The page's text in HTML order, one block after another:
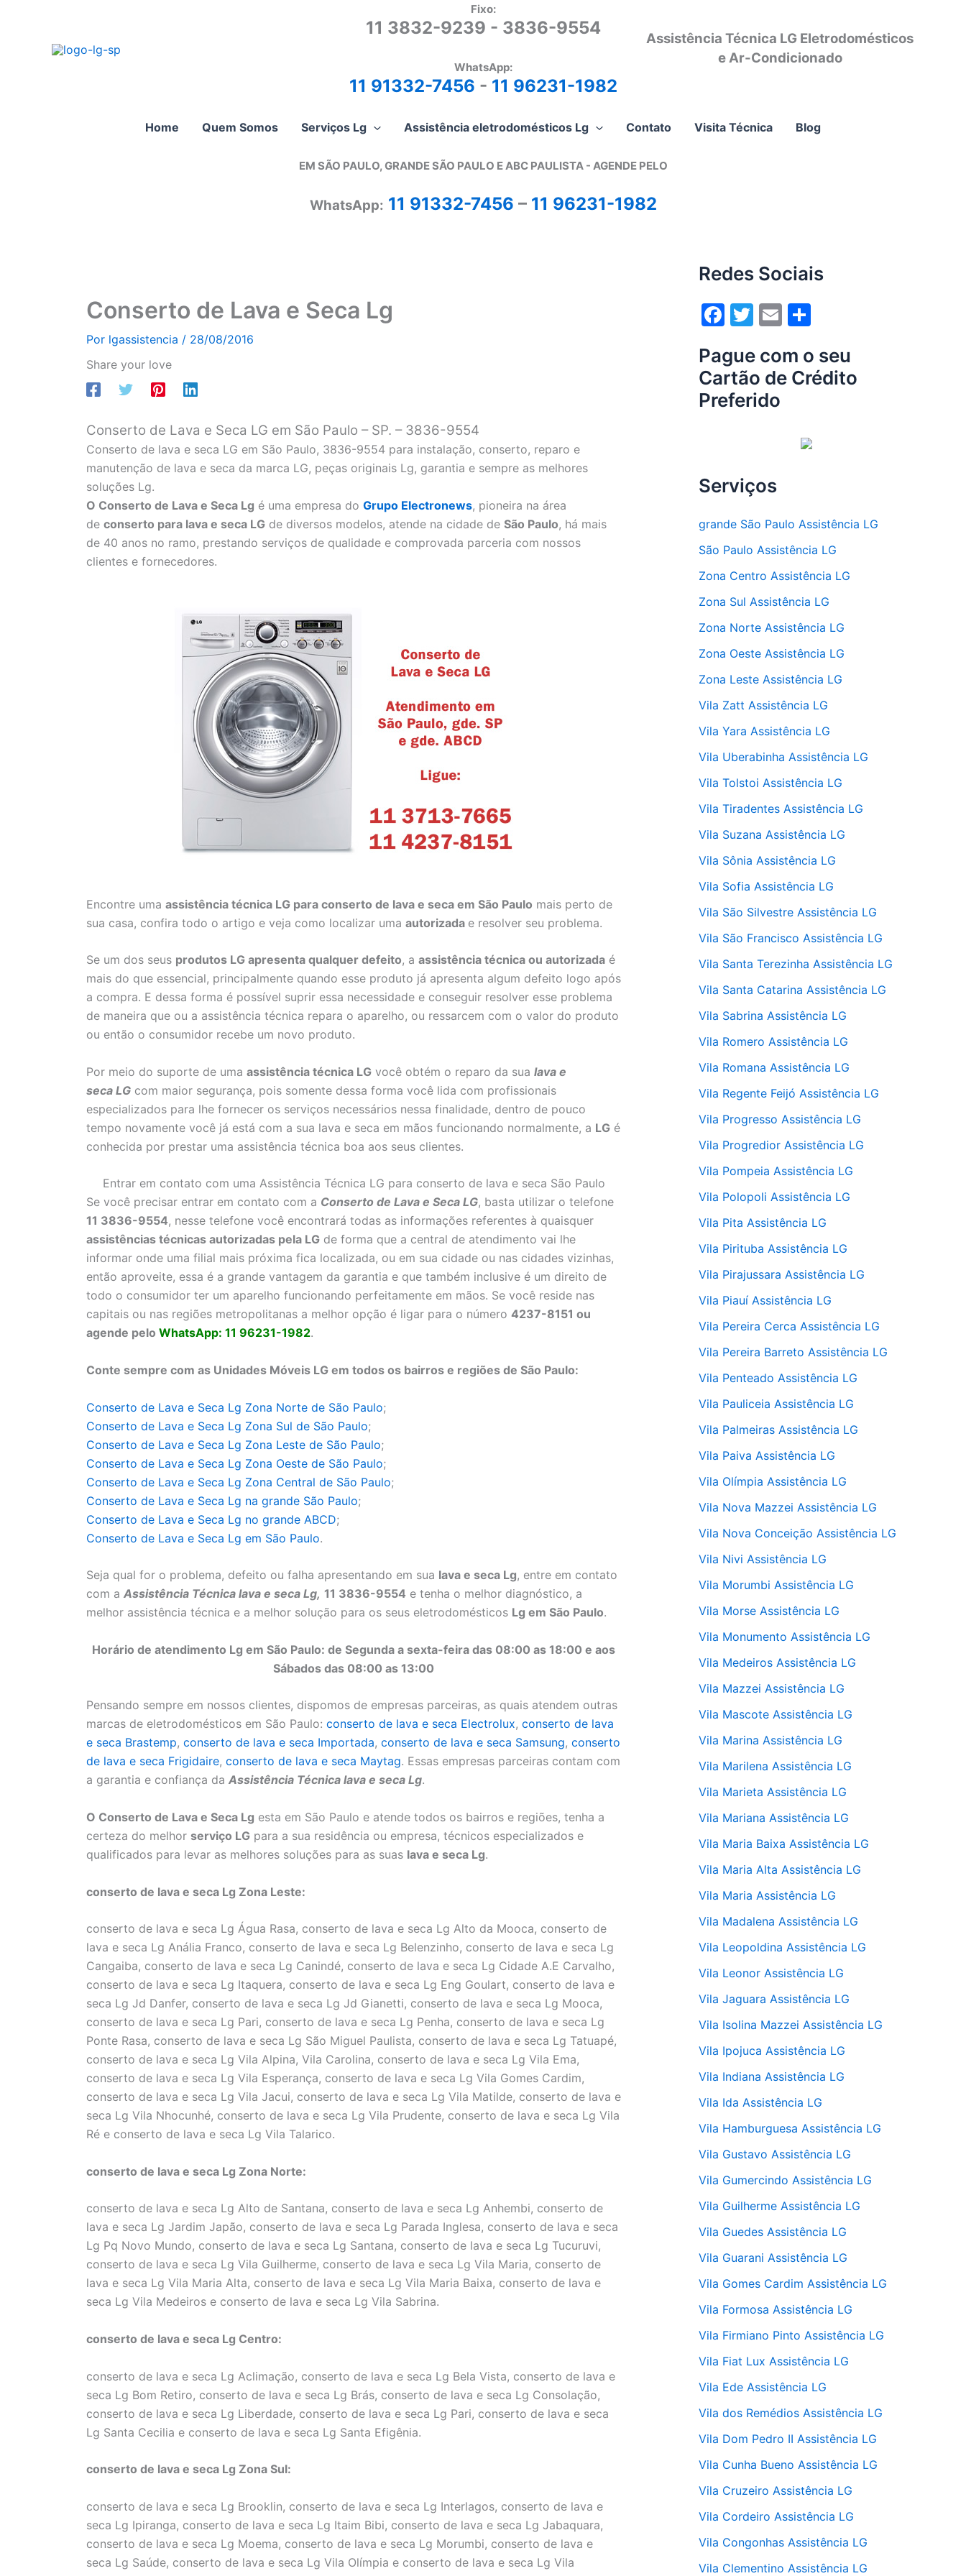
Fixo:
11 3832-9239 - 3836-9554
WhatsApp:
11 91332-7456 - 11 96231-1982
Assistência Técnica LG Eletrodomésticos
e Ar-Condicionado
Home Quem Somos Serviços Lg Assistência eletrodomésticos Lg Contato Visita Técnica Blog
EM SÃO PAULO, GRANDE SÃO PAULO E ABC PAULISTA - AGENDE PELO
WhatsApp: 11 91332-7456 – 11 96231-1982
Conserto de Lava e Seca Lg
Por lgassistencia / 28/08/2016
Share your love
Conserto de Lava e Seca LG em São Paulo – SP. – 3836-9554
Conserto de lava e seca LG em São Paulo, 3836-9554 para instalação, conserto, reparo e
manutenção de lava e seca da marca LG, peças originais Lg, garantia e sempre as melhores
soluções Lg.
O Conserto de Lava e Seca Lg é uma empresa do Grupo Electronews, pioneira na área
de conserto para lava e seca LG de diversos modelos, atende na cidade de São Paulo, há mais
de 40 anos no ramo, prestando serviços de qualidade e comprovada parceria com nossos
clientes e fornecedores.
Encontre uma assistência técnica LG para conserto de lava e seca em São Paulo mais perto de
sua casa, confira todo o artigo e veja como localizar uma autorizada e resolver seu problema.
Se um dos seus produtos LG apresenta qualquer defeito, a assistência técnica ou autorizada é
mais do que essencial, principalmente quando esse produto já apresenta algum defeito logo após
a compra. E dessa forma é possível suprir essa necessidade e conseguir resolver esse problema
de maneira que ou a assistência técnica repara o aparelho, ou ressarcem com o valor do produto
ou então o consumidor recebe um novo produto.
Por meio do suporte de uma assistência técnica LG você obtém o reparo da sua lava e
seca LG com maior segurança, pois somente dessa forma você lida com profissionais
especializados para lhe fornecer os serviços necessários nessa finalidade, dentro de pouco
tempo novamente você já está com a sua lava e seca em mãos funcionando normalmente, a LG é
conhecida por prestar uma assistência técnica boa aos seus clientes.
Entrar em contato com uma Assistência Técnica LG para conserto de lava e seca São Paulo
Se você precisar entrar em contato com a Conserto de Lava e Seca LG, basta utilizar o telefone
11 3836-9554, nesse telefone você encontrará todas as informações referentes à quaisquer
assistências técnicas autorizadas pela LG de forma que a central de atendimento vai lhe
informar onde uma filial mais próxima fica localizada, ou em sua cidade ou nas cidades vizinhas,
então aproveite, essa é a grande vantagem da garantia e que também inclusive é um direito de
todo o consumidor ter um aparelho funcionando perfeitamente em mãos. Se você reside nas
capitais ou nas regiões metropolitanas a melhor opção é ligar para o número 4237-8151 ou
agende pelo WhatsApp: 11 96231-1982.
Conte sempre com as Unidades Móveis LG em todos os bairros e regiões de São Paulo:
Conserto de Lava e Seca Lg Zona Norte de São Paulo;
Conserto de Lava e Seca Lg Zona Sul de São Paulo;
Conserto de Lava e Seca Lg Zona Leste de São Paulo;
Conserto de Lava e Seca Lg Zona Oeste de São Paulo;
Conserto de Lava e Seca Lg Zona Central de São Paulo;
Conserto de Lava e Seca Lg na grande São Paulo;
Conserto de Lava e Seca Lg no grande ABCD;
Conserto de Lava e Seca Lg em São Paulo.
Seja qual for o problema, defeito ou falha apresentando em sua lava e seca Lg, entre em contato
com a Assistência Técnica lava e seca Lg, 11 3836-9554 e tenha o melhor diagnóstico, a
melhor assistência técnica e a melhor solução para os seus eletrodomésticos Lg em São Paulo.
Horário de atendimento Lg em São Paulo: de Segunda a sexta-feira das 08:00 as 18:00 e aos
Sábados das 08:00 as 13:00
Pensando sempre em nossos clientes, dispomos de empresas parceiras, as quais atendem outras
marcas de eletrodomésticos em São Paulo: conserto de lava e seca Electrolux, conserto de lava
e seca Brastemp, conserto de lava e seca Importada, conserto de lava e seca Samsung, conserto
de lava e seca Frigidaire, conserto de lava e seca Maytag. Essas empresas parceiras contam com
a garantia e confiança da Assistência Técnica lava e seca Lg.
O Conserto de Lava e Seca Lg esta em São Paulo e atende todos os bairros e regiões, tenha a
certeza do melhor serviço LG para a sua residência ou empresa, técnicos especializados e
qualificados para levar as melhores soluções para as suas lava e seca Lg.
conserto de lava e seca Lg Zona Leste:
conserto de lava e seca Lg Água Rasa, conserto de lava e seca Lg Alto da Mooca, conserto de
lava e seca Lg Anália Franco, conserto de lava e seca Lg Belenzinho, conserto de lava e seca Lg
Cangaiba, conserto de lava e seca Lg Canindé, conserto de lava e seca Lg Cidade A.E Carvalho,
conserto de lava e seca Lg Itaquera, conserto de lava e seca Lg Eng Goulart, conserto de lava e
seca Lg Jd Danfer, conserto de lava e seca Lg Jd Gianetti, conserto de lava e seca Lg Mooca,
conserto de lava e seca Lg Pari, conserto de lava e seca Lg Penha, conserto de lava e seca Lg
Ponte Rasa, conserto de lava e seca Lg São Miguel Paulista, conserto de lava e seca Lg Tatuapé,
conserto de lava e seca Lg Vila Alpina, Vila Carolina, conserto de lava e seca Lg Vila Ema,
conserto de lava e seca Lg Vila Esperança, conserto de lava e seca Lg Vila Gomes Cardim,
conserto de lava e seca Lg Vila Jacui, conserto de lava e seca Lg Vila Matilde, conserto de lava e
seca Lg Vila Nhocunhé, conserto de lava e seca Lg Vila Prudente, conserto de lava e seca Lg Vila
Ré e conserto de lava e seca Lg Vila Talarico.
conserto de lava e seca Lg Zona Norte:
conserto de lava e seca Lg Alto de Santana, conserto de lava e seca Lg Anhembi, conserto de
lava e seca Lg Jardim Japão, conserto de lava e seca Lg Parada Inglesa, conserto de lava e seca
Lg Pq Novo Mundo, conserto de lava e seca Lg Santana, conserto de lava e seca Lg Tucuruvi,
conserto de lava e seca Lg Vila Guilherme, conserto de lava e seca Lg Vila Maria, conserto de
lava e seca Lg Vila Maria Alta, conserto de lava e seca Lg Vila Maria Baixa, conserto de lava e
seca Lg Vila Medeiros e conserto de lava e seca Lg Vila Sabrina.
conserto de lava e seca Lg Centro:
conserto de lava e seca Lg Aclimação, conserto de lava e seca Lg Bela Vista, conserto de lava e
seca Lg Bom Retiro, conserto de lava e seca Lg Brás, conserto de lava e seca Lg Consolação,
conserto de lava e seca Lg Liberdade, conserto de lava e seca Lg Pari, conserto de lava e seca
Lg Santa Cecilia e conserto de lava e seca Lg Santa Efigênia.
conserto de lava e seca Lg Zona Sul:
conserto de lava e seca Lg Brooklin, conserto de lava e seca Lg Interlagos, conserto de lava e
seca Lg Ipiranga, conserto de lava e seca Lg Itaim Bibi, conserto de lava e seca Lg Jabaquara,
conserto de lava e seca Lg Moema, conserto de lava e seca Lg Morumbi, conserto de lava e
seca Lg Saúde, conserto de lava e seca Lg Vila Olímpia e conserto de lava e seca Lg Vila
Redes Sociais
F
c
e
b
k
T
itt
er
E
ai
l
ar
e
Pague com o seu
Cartão de Crédito
Preferido
Serviços
grande São Paulo Assistência LG
São Paulo Assistência LG
Zona Centro Assistência LG
Zona Sul Assistência LG
Zona Norte Assistência LG
Zona Oeste Assistência LG
Zona Leste Assistência LG
Vila Zatt Assistência LG
Vila Yara Assistência LG
Vila Uberabinha Assistência LG
Vila Tolstoi Assistência LG
Vila Tiradentes Assistência LG
Vila Suzana Assistência LG
Vila Sônia Assistência LG
Vila Sofia Assistência LG
Vila São Silvestre Assistência LG
Vila São Francisco Assistência LG
Vila Santa Terezinha Assistência LG
Vila Santa Catarina Assistência LG
Vila Sabrina Assistência LG
Vila Romero Assistência LG
Vila Romana Assistência LG
Vila Regente Feijó Assistência LG
Vila Progresso Assistência LG
Vila Progredior Assistência LG
Vila Pompeia Assistência LG
Vila Polopoli Assistência LG
Vila Pita Assistência LG
Vila Pirituba Assistência LG
Vila Pirajussara Assistência LG
Vila Piauí Assistência LG
Vila Pereira Cerca Assistência LG
Vila Pereira Barreto Assistência LG
Vila Penteado Assistência LG
Vila Pauliceia Assistência LG
Vila Palmeiras Assistência LG
Vila Paiva Assistência LG
Vila Olímpia Assistência LG
Vila Nova Mazzei Assistência LG
Vila Nova Conceição Assistência LG
Vila Nivi Assistência LG
Vila Morumbi Assistência LG
Vila Morse Assistência LG
Vila Monumento Assistência LG
Vila Medeiros Assistência LG
Vila Mazzei Assistência LG
Vila Mascote Assistência LG
Vila Marina Assistência LG
Vila Marilena Assistência LG
Vila Marieta Assistência LG
Vila Mariana Assistência LG
Vila Maria Baixa Assistência LG
Vila Maria Alta Assistência LG
Vila Maria Assistência LG
Vila Madalena Assistência LG
Vila Leopoldina Assistência LG
Vila Leonor Assistência LG
Vila Jaguara Assistência LG
Vila Isolina Mazzei Assistência LG
Vila Ipojuca Assistência LG
Vila Indiana Assistência LG
Vila Ida Assistência LG
Vila Hamburguesa Assistência LG
Vila Gustavo Assistência LG
Vila Gumercindo Assistência LG
Vila Guilherme Assistência LG
Vila Guedes Assistência LG
Vila Guarani Assistência LG
Vila Gomes Cardim Assistência LG
Vila Formosa Assistência LG
Vila Firmiano Pinto Assistência LG
Vila Fiat Lux Assistência LG
Vila Ede Assistência LG
Vila dos Remédios Assistência LG
Vila Dom Pedro II Assistência LG
Vila Cunha Bueno Assistência LG
Vila Cruzeiro Assistência LG
Vila Cordeiro Assistência LG
Vila Congonhas Assistência LG
Vila Clementino Assistência LG